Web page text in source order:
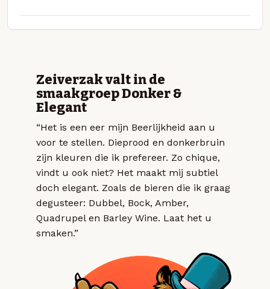
Zeiverzak valt in de
smaakgroep Donker &
Elegant
“Het is een eer mijn Beerlijkheid aan u
voor te stellen. Dieprood en donkerbruin
zijn kleuren die ik prefereer. Zo chique,
vindt u ook niet? Het maakt mij subtiel
doch elegant. Zoals de bieren die ik graag
degusteer: Dubbel, Bock, Amber,
Quadrupel en Barley Wine. Laat het u
smaken.”